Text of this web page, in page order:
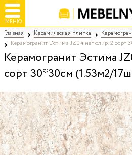
МЕНЮ
Главная Керамическая плитка
Керамогранит Эстима JZ04 неполир. 2 сорт
Керамогранит Эстима
сорт 30*30см (1.53м2/